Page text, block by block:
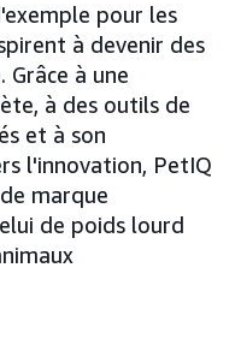
pour les
à devenir des
Grâce à une
à des outils de
et à son
l'innovation, PetIQ
marque
de poids lourd